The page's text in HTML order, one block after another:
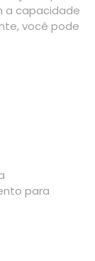
a capacidade
você pode
para